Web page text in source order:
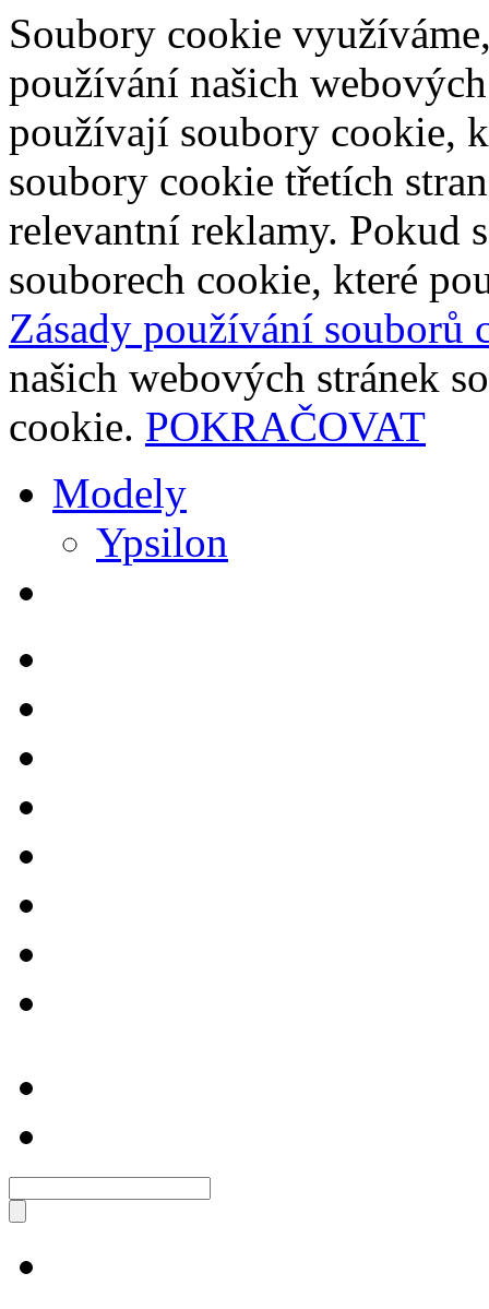
Soubory cookie
používání našich
používají soubory cookie,
soubory cookie třetích
relevantní reklamy. Pokud
souborech cookie, které
Zásady používání souborů
našich webových stránek
cookie. POKRAČOVAT
Modely
Ypsilon